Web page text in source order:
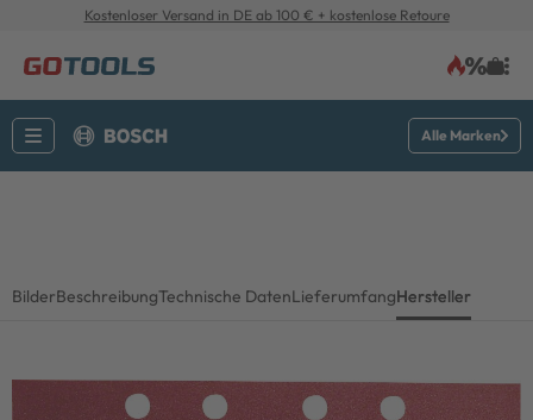
Kostenloser Versand in DE ab 100 € + kostenlose Retoure
Alle Marken
BilderBeschreibungTechnische DatenLieferumfangHersteller